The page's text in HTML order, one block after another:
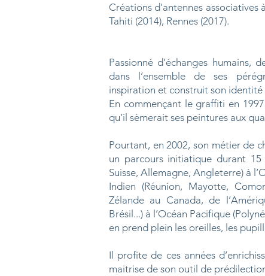
Créations d'antennes associatives
Tahiti (2014), Rennes (2017).
Passionné d’échanges humains,
dans l’ensemble de ses
inspiration et construit son
En commençant le graffiti en
qu’il sèmerait ses peintures aux
Pourtant, en 2002, son métier de
un parcours initiatique durant 15
Suisse, Allemagne, Angleterre) à
Indien (Réunion, Mayotte,
Zélande au Canada, de
Brésil...) à l’Océan Pacifique
en prend plein les oreilles, les
Il profite de ces années
maitrise de son outil de